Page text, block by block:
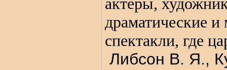
драматические
спектакли, где
Либсон В. Я.,